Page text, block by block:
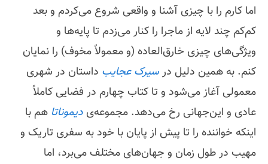
اما کارم را با چیزی آشنا و واقعی شروع می‌کردم و بعد
کم‌کم چند لایه از ماجرا را کنار می‌زدم تا پایه‌ها و
ویژگی‌های چیزی خارق‌العاده (و معمولاً مخوف) را نمایان
کنم. به همین دلیل درسیرک عجایب داستان در شهری
معمولی آغاز می‌شود و تا کتاب چهارم در فضایی کاملاً
عادی و این‌جهانی رخ می‌دهد. مجموعه‌ی دیموناتا هم با
اینکه خواننده را تا پیش از پایان با خود به سفری تاریک و
مهیب در طول زمان و جهان‌های مختلف می‌برد، اما